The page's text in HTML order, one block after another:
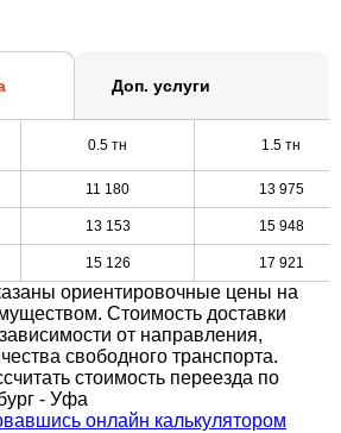
Доп. услуги
0.5 тн 1.5 тн
11 180 13 975
13 153 15 948
15 126 17 921
ориентировочные цены на
Стоимость доставки
от направления,
свободного транспорта.
стоимость переезда по
- Уфа
онлайн калькулятором